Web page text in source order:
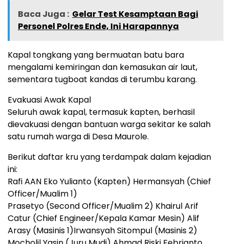
Baca Juga : Gelar Test Kesamptaan Bagi
Personel Polres Ende, Ini Harapannya
Kapal tongkang yang bermuatan batu bara
mengalami kemiringan dan kemasukan air laut,
sementara tugboat kandas di terumbu karang.
Evakuasi Awak Kapal
Seluruh awak kapal, termasuk kapten, berhasil
dievakuasi dengan bantuan warga sekitar ke salah
satu rumah warga di Desa Maurole.
Berikut daftar kru yang terdampak dalam kejadian
ini:
Rafi AAN Eko Yulianto (Kapten) Hermansyah (Chief
Officer/Mualim 1)
Prasetyo (Second Officer/Mualim 2) Khairul Arif
Catur (Chief Engineer/Kepala Kamar Mesin) Alif
Arasy (Masinis 1)Irwansyah Sitompul (Masinis 2)